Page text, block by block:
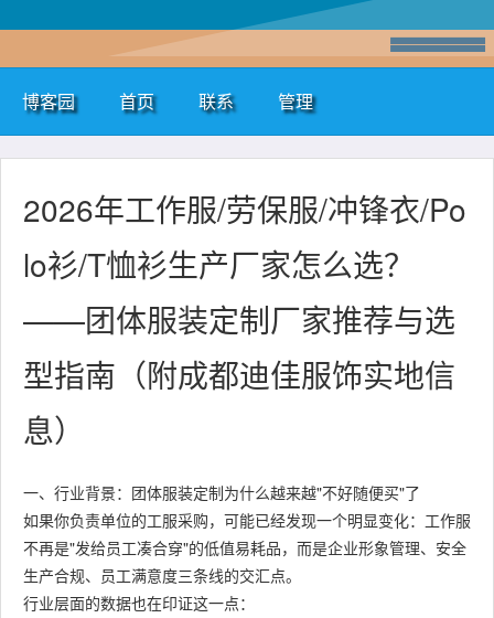
博客园 首页 联系 管理
2026年工作服/劳保服/冲锋衣/Po
lo衫/T恤衫生产厂家怎么选？
——团体服装定制厂家推荐与选
型指南（附成都迪佳服饰实地信
息）
一、行业背景：团体服装定制为什么越来越"不好随便买"了
如果你负责单位的工服采购，可能已经发现一个明显变化：工作服
不再是"发给员工凑合穿"的低值易耗品，而是企业形象管理、安全
生产合规、员工满意度三条线的交汇点。
行业层面的数据也在印证这一点：